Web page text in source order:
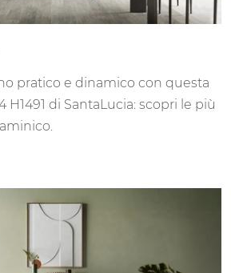
pratico e dinamico con questa
H1491 di SantaLucia: scopri le più